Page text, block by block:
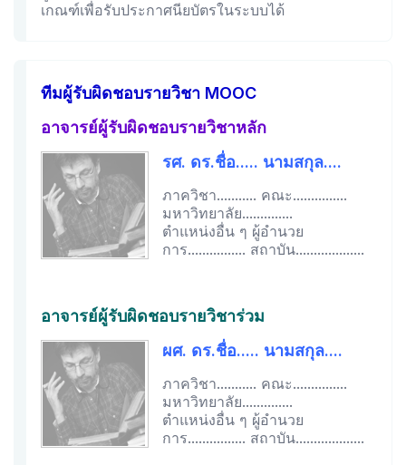
เกณฑ์เพื่อรับประกาศนียบัตรในระบบได้
ทีมผู้รับผิดชอบรายวิชา MOOC
อาจารย์ผู้รับผิดชอบรายวิชาหลัก
รศ. ดร.ชื่อ..... นามสกุล....
ภาควิชา........... คณะ...............
มหาวิทยาลัย..............
ตำแหน่งอื่น ๆ ผู้อำนวย
การ................ สถาบัน...................
อาจารย์ผู้รับผิดชอบรายวิชาร่วม
ผศ. ดร.ชื่อ..... นามสกุล....
ภาควิชา........... คณะ...............
มหาวิทยาลัย..............
ตำแหน่งอื่น ๆ ผู้อำนวย
การ................ สถาบัน...................